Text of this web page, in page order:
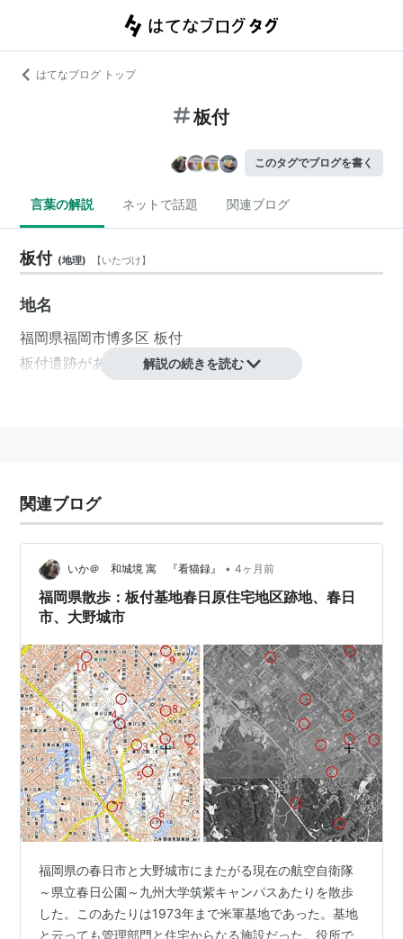
はてなブログ トップ
板付
このタグでブログを書く
言葉の解説 ネットで話題 関連ブログ
板付 (地理) 【いたづけ】
地名
福岡県福岡市博多区 板付
板付遺跡がある。 解説の続きを読む
関連ブログ
いか＠ 和城境 寓 『看猫録』 • 4ヶ月前
福岡県散歩：板付基地春日原住宅地区跡地、春日
市、大野城市
福岡県の春日市と大野城市にまたがる現在の航空自衛隊
～県立春日公園～九州大学筑紫キャンパスあたりを散歩
した。このあたりは1973年まで米軍基地であった。基地
と云っても管理部門と住宅からなる施設だった。役所で